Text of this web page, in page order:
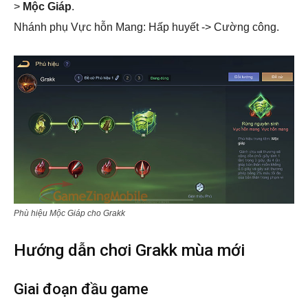
> Mộc Giáp.
Nhánh phụ Vực hỗn Mang: Hấp huyết -> Cường công.
Phù hiệu Mộc Giáp cho Grakk
Hướng dẫn chơi Grakk mùa mới
Giai đoạn đầu game